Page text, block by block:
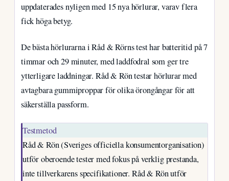
uppdaterades nyligen med 15 nya hörlurar, varav flera
fick höga betyg.
De bästa hörlurarna i Råd & Rörns test har batteritid på 7
timmar och 29 minuter, med laddfodral som ger tre
ytterligare laddningar. Råd & Rön testar hörlurar med
avtagbara gummiproppar för olika örongångar för att
säkerställa passform.
Testmetod
Råd & Rön (Sveriges officiella konsumentorganisation)
utför oberoende tester med fokus på verklig prestanda,
inte tillverkarens specifikationer. Råd & Rön utför